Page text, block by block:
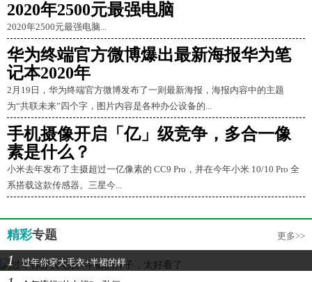
2020年2500元最强电脑
2020年2500元最强电脑...
华为终端官方微博爆出最新海报华为笔
记本2020年
2月19日，华为终端官方微博发布了一则最新海报，海报内容中的主题
为“共联未来”四个字，图片内容是各种办公设备的...
手机摄像开启「亿」级竞争，多合一像
素是什么？
小米去年发布了主摄超过一亿像素的 CC9 Pro，并在今年小米 10/10 Pro 全
系搭载这款传感器。三星今...
精彩专题 更多>>
1 过年你穿大毛衣+半裙的样